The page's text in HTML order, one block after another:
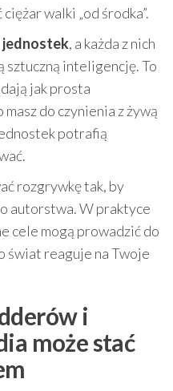
walki „od środka”.
, a każda z nich
sztuczną inteligencję. To
jak prosta
do czynienia z żywą
potrafią
rozgrywkę tak, by
autorstwa. W praktyce
cele mogą prowadzić do
świat reaguje na Twoje
i
może stać